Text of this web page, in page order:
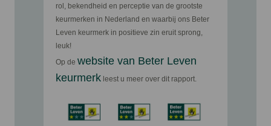
rol, bekendheid en perceptie van de grootste
keurmerken in Nederland en waarbij ons Beter
Leven keurmerk in positieve zin eruit sprong,
leuk!
Op de website van Beter Leven
keurmerk leest u meer over dit rapport.